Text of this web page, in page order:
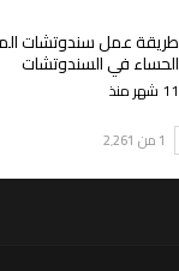
طريقة عمل سندوتشات
الحساء في السندوتشات
11 شهر منذ
1 من 2٬261